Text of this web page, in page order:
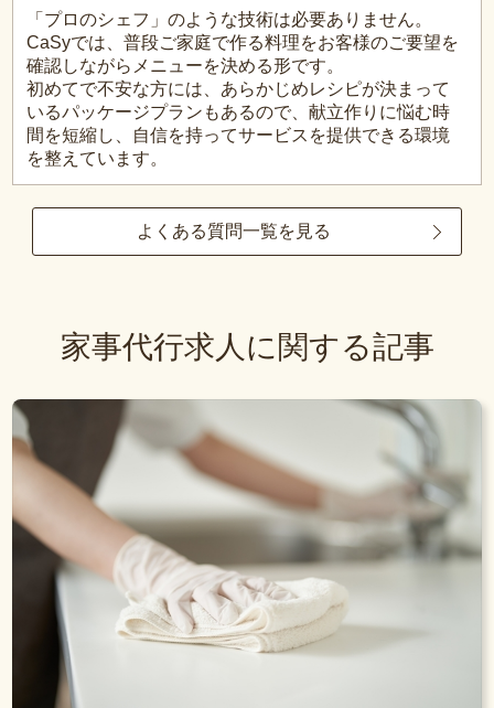
「プロのシェフ」のような技術は必要ありません。
CaSyでは、普段ご家庭で作る料理をお客様のご要望を
確認しながらメニューを決める形です。
初めてで不安な方には、あらかじめレシピが決まって
いるパッケージプランもあるので、献立作りに悩む時
間を短縮し、自信を持ってサービスを提供できる環境
を整えています。
よくある質問一覧を見る
家事代行求人に関する記事